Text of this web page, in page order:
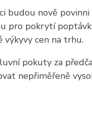
nově
pro pokrytí
výkyvy cen na trhu.
pokuty za
nepřiměřeně